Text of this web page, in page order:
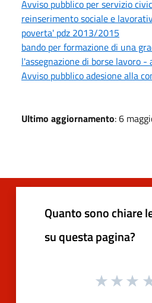
Avviso pubblico per servizio
reinserimento sociale e
poverta' pdz 2013/2015
bando per formazione di una
l'assegnazione di borse lavoro -
Avviso pubblico adesione alla
Ultimo aggiornamento: 6
Quanto sono chiare
su questa pagina?